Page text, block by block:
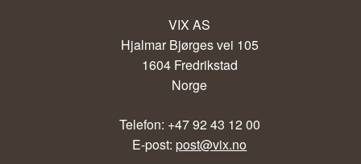
VIX AS
Hjalmar Bjørges vei 105
1604 Fredrikstad
Norge
Telefon: +47 92 43 12 00
E-post:post@vix.no